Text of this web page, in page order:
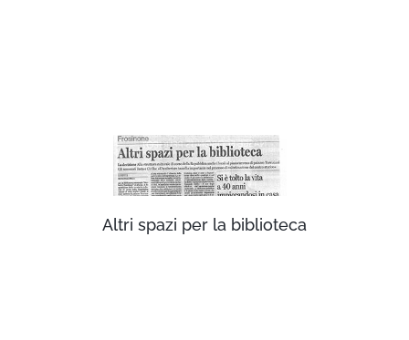
Altri spazi per la biblioteca